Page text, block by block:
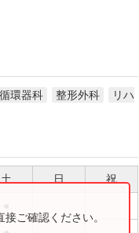
循環器科 整形外科
リハ
土 日 祝
ご確認ください。